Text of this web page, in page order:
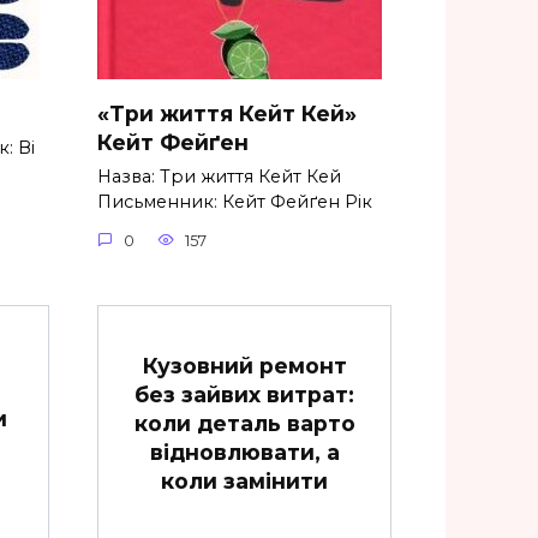
Ві
«Три життя Кейт Кей»
Кейт Фейґен
Назва: Три життя Кейт Кей
Письменник: Кейт Фейґен Рік
0 157
Кузовний ремонт
без зайвих витрат:
коли деталь варто
відновлювати, а
коли замінити